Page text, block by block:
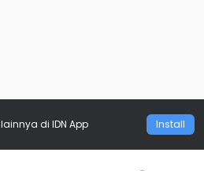
lainnya di IDN App Install